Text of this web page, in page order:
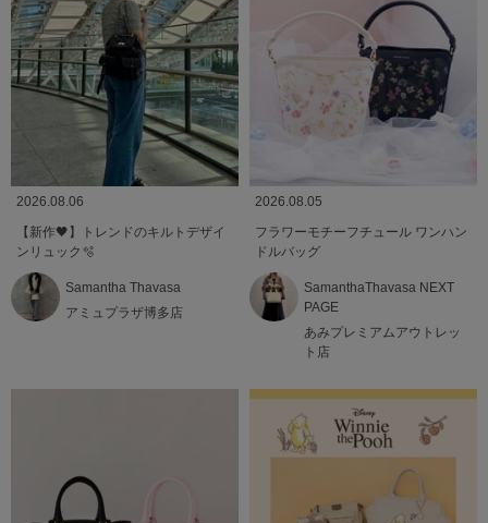
2026.08.06
【新作🖤】トレンドのキルトデザイ
ンリュック🫧
Samantha Thavasa
アミュプラザ博多店
2026.08.05
フラワーモチーフチュール ワンハン
ドルバッグ
SamanthaThavasa NEXT
PAGE
あみプレミアムアウトレッ
ト店